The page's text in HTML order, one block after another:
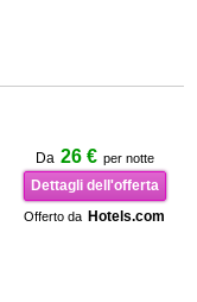
Da 26 € per notte
Dettagli dell'offerta
Offerto da Hotels.com